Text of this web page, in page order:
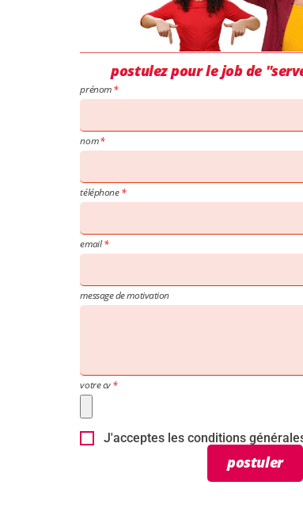
postulez pour le job de
prénom
nom
téléphone
email
message de motivation
votre cv
J'acceptes les conditions
postuler